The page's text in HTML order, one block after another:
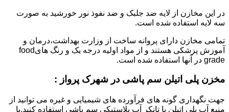
در این مخازن از لایه ضد جلبک و ضد نفوذ نور خورشید به صورت
سه لایه استفاده شده است.
تمامی مخازن دارای پروانه ساخت از وزارت بهداشت،درمان و
آموزش پزشکی هستند و از مواد اولیه درجه یک و رنگ هایfood
grade در آنها استفاده شده است.
مخزن پلی اتیلن سم پاشی در شهرک پرواز :
جهت نگهداری گونه های فرآورده های شیمیایی و غیره می توانید از
منبع آب پلی اتیلن یا تانکر آب پلاستیکی سم پاشی استفاده کنید.با